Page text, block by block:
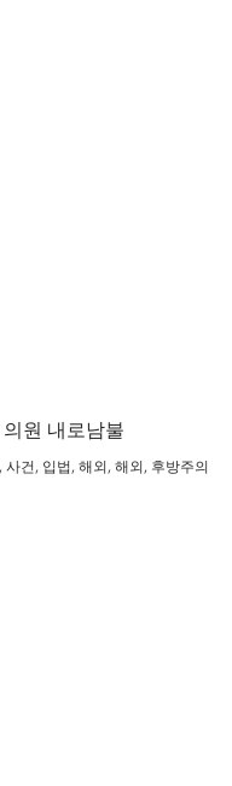
원 내로남불
, 사건, 입법, 해외, 해외, 후방주의